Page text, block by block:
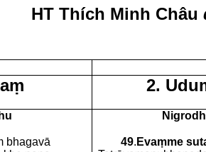
HT Thích Minh Châu
2.
bhagavā
49. Evaṃme